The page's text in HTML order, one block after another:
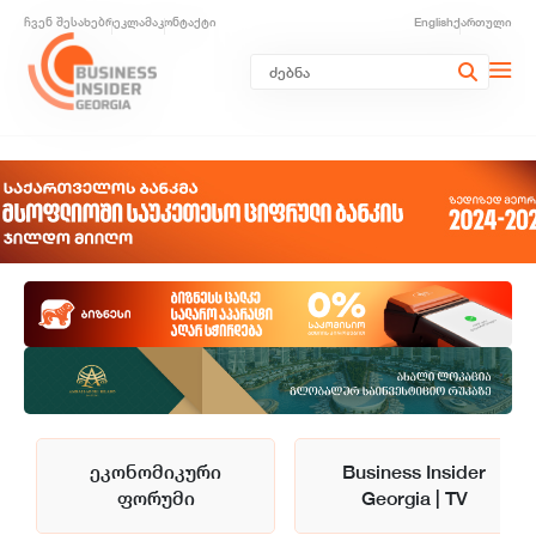
ჩვენ შესახებრეკლამაკონტაქტი Englishქართული
ეკონომიკური
ფორუმი
Business Insider
Georgia | TV